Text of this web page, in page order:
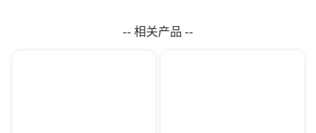
-- 相关产品 --